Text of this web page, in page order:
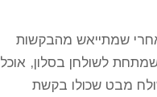
אחרי שמתייאש מהבקשות
לשולחן בסלון, אוכל
מבט שכולו בקשת